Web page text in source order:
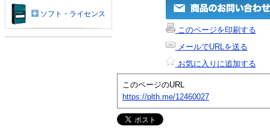
このページを印刷する
メールでURLを送る
お気に入りに追加する
このページのURL
https://plth.me/12460027
ソフト・ライセンス